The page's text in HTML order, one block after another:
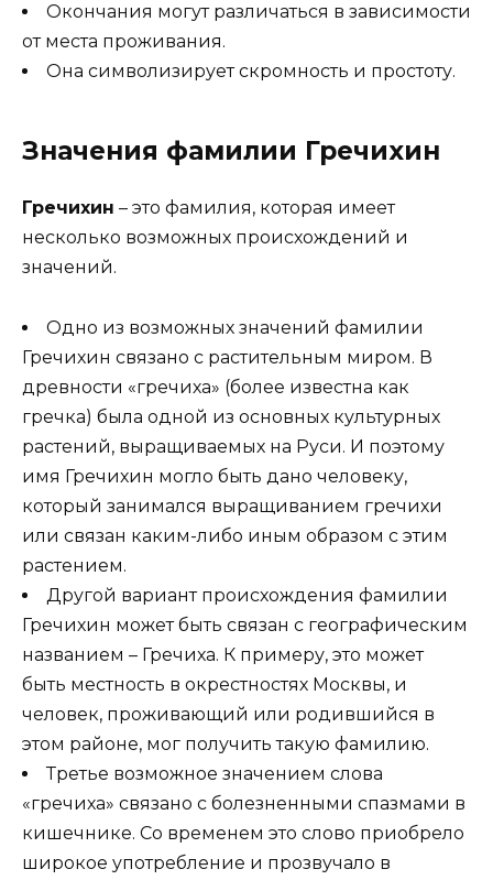
Окончания могут различаться в зависимости
от места проживания.
Она символизирует скромность и простоту.
Значения фамилии Гречихин
Гречихин – это фамилия, которая имеет
несколько возможных происхождений и
значений.
Одно из возможных значений фамилии
Гречихин связано с растительным миром. В
древности «гречиха» (более известна как
гречка) была одной из основных культурных
растений, выращиваемых на Руси. И поэтому
имя Гречихин могло быть дано человеку,
который занимался выращиванием гречихи
или связан каким-либо иным образом с этим
растением.
Другой вариант происхождения фамилии
Гречихин может быть связан с географическим
названием – Гречиха. К примеру, это может
быть местность в окрестностях Москвы, и
человек, проживающий или родившийся в
этом районе, мог получить такую фамилию.
Третье возможное значением слова
«гречиха» связано с болезненными спазмами в
кишечнике. Со временем это слово приобрело
широкое употребление и прозвучало в